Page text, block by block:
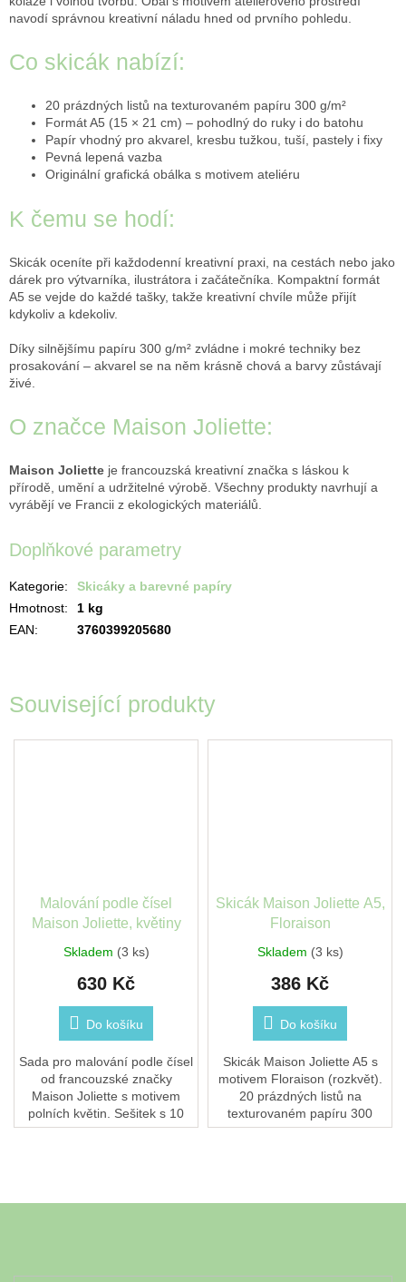
Související produkty
Malování podle čísel
Maison Joliette, květiny
Skladem (3 ks)
630 Kč
Do košíku
Sada pro malování podle čísel
od francouzské značky
Maison Joliette s motivem
polních květin. Sešitek s 10
odtrhávacími kartami,
Skicák Maison Joliette A5,
Floraison
Skladem (3 ks)
386 Kč
Do košíku
Skicák Maison Joliette A5 s
motivem Floraison (rozkvět).
20 prázdných listů na
texturovaném papíru 300
g/m² pro akvarel i kresbu.
navodí správnou kreativní náladu hned od prvního pohledu.
Co skicák nabízí:
20 prázdných listů na texturovaném papíru 300 g/m²
Formát A5 (15 × 21 cm) – pohodlný do ruky i do batohu
Papír vhodný pro akvarel, kresbu tužkou, tuší, pastely i fixy
Pevná lepená vazba
Originální grafická obálka s motivem ateliéru
K čemu se hodí:
Skicák oceníte při každodenní kreativní praxi, na cestách nebo jako
dárek pro výtvarníka, ilustrátora i začátečníka. Kompaktní formát
A5 se vejde do každé tašky, takže kreativní chvíle může přijít
kdykoliv a kdekoliv.
Díky silnějšímu papíru 300 g/m² zvládne i mokré techniky bez
prosakování – akvarel se na něm krásně chová a barvy zůstávají
živé.
O značce Maison Joliette:
Maison Joliette je francouzská kreativní značka s láskou k
přírodě, umění a udržitelné výrobě. Všechny produkty navrhují a
vyrábějí ve Francii z ekologických materiálů.
Doplňkové parametry
Kategorie:
Skicáky a barevné papíry
Hmotnost:
1 kg
EAN: 3760399205680